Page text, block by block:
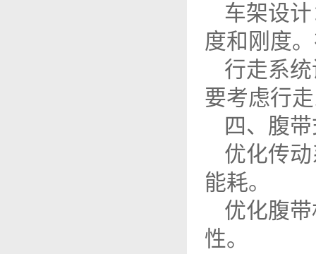
车架设
度和刚度
行走系
要考虑行
四、腹
优化传
能耗。
优化腹
性。